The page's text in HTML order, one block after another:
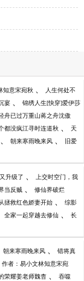
知意宋宛秋 、 人生何处不
宴 、 锦绣人生[快穿]爱伊莎
舟已过万重山蒋之舟沈傲
都没疯江寻时连道秋 、 天
、 朝来寒雨晚来风 、 旧爱
升级了 、 上交时空门，我
当反贼 、 修仙界破烂
拯救红色娇妻开始 、 综影
全家一起穿越去修仙 、 长
朝来寒雨晚来风 、 错将真
作者：易小文林知意宋宛
荣耀姜老师魏杳 、 吞噬